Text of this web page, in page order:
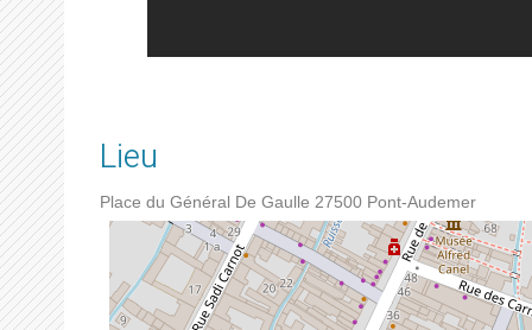
Lieu
Place du Général De Gaulle 27500 Pont-Audemer